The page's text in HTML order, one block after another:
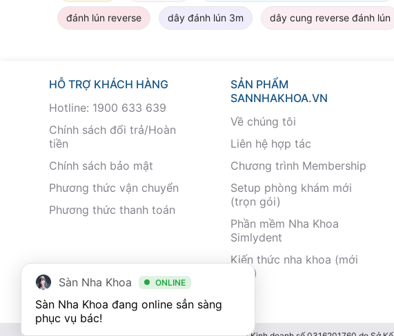
đánh lún reverse dây đánh lún 3m dây cung reverse đánh lún
HỖ TRỢ KHÁCH HÀNG
Hotline: 1900 633 639
Chính sách đổi trả/Hoàn
tiền
Chính sách bảo mật
Phương thức vận chuyển
Phương thức thanh toán
SẢN PHẨM
SANNHAKHOA.VN
Về chúng tôi
Liên hệ hợp tác
Chương trình Membership
Setup phòng khám mới
(trọn gói)
Phần mềm Nha Khoa
Simlydent
Kiến thức nha khoa (mới
nhất)
Sàn Nha Khoa ONLINE
Sàn Nha Khoa đang online sẳn sàng
phục vụ bác!